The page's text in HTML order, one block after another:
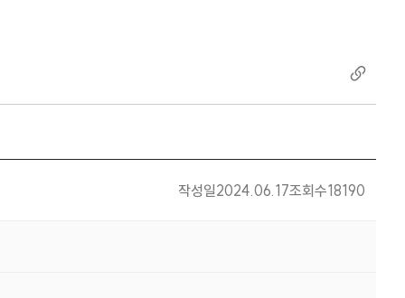
작성일2024.06.17조회수18190